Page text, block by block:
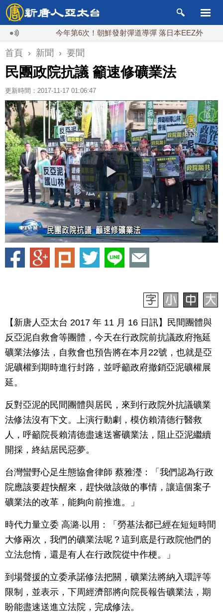
今年第6次！朝鮮發射彈道導彈 落日本EEZ外 紅海
首頁 › 新聞 › 要聞
民團政院抗議 籲速修礦業法
更新時間：2017-11-17 01:06:47
【新唐人亞太台 2017 年 11 月 16 日訊】民間團體與
反亞泥自救會等團體，今天在行政院前抗議政府拖延
礦業法修法，自救會也預告將在本月22號，也就是亞
泥礦權到期時進行封路，並呼籲政府撤銷亞泥礦權展
延。
反對亞泥的民間團體與居民，來到行政院外抗議礦業
法修法沒有下文。上演行動劇，模仿賴清德行醫救
人，呼籲院長賴清德盡速送審礦業法，阻止亞泥繼續
開採，終結居民惡夢。
台灣蠻野心足生態協會律師 蔡雅瀅：「我們認為行政
院應該要趕快醒來，趕快做該做的事情，讓這個案子
礦業法的改革，能夠向前推進。」
時代力量立委 高潞‧以用：「勞基法都已經在短短時間
大修兩次，我們的礦業法呢？這到底是行政院他們的
立法怠惰，還是有人在行政院從中作梗。」
到場聲援的立委承諾修法把關，礦業法將納入環評等
限制，並表示，下周經濟部將向院長報告礦業法，期
盼能盡速送進立法院，完成修法。